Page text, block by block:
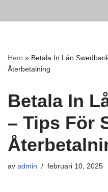
Hem » Betala In Lån
Återbetalning
Betala In
– Tips För
av admin februari 10, 2025